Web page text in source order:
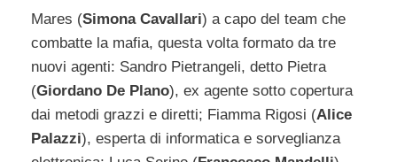
Mares (Simona Cavallari) a capo del team che
combatte la mafia, questa volta formato da tre
nuovi agenti: Sandro Pietrangeli, detto Pietra
(Giordano De Plano), ex agente sotto copertura
dai metodi grazzi e diretti; Fiamma Rigosi (Alice
Palazzi), esperta di informatica e sorveglianza